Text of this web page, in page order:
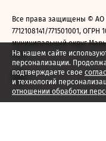
На нашем сайте
персонализации.
подтверждаете свое
и технологий
отношении обработки
Все права защищены ©
7712108141/771501001, ОГРН
муниципальный округ
2026